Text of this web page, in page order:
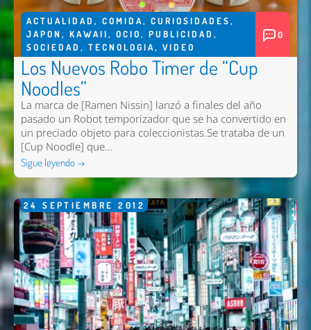
ACTUALIDAD , COMIDA, CURIOSIDADES,
JAPON , KAWAII, OCIO, PUBLICIDAD ,
SOCIEDAD , TECNOLOGIA, VIDEO
0
Los Nuevos Robo Timer de “Cup
Noodles”
La marca de [Ramen Nissin] lanzó a finales del año
pasado un Robot temporizador que se ha convertido en
un preciado objeto para coleccionistas.Se trataba de un
[Cup Noodle] que...
Sigue leyendo →
24 SEPTIEMBRE 2012